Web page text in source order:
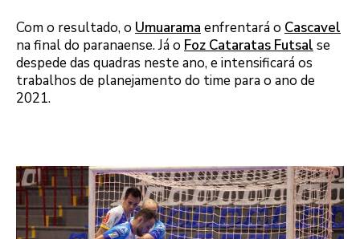
Com o resultado, o Umuarama enfrentará o Cascavel
na final do paranaense. Já o Foz Cataratas Futsal se
despede das quadras neste ano, e intensificará os
trabalhos de planejamento do time para o ano de
2021.